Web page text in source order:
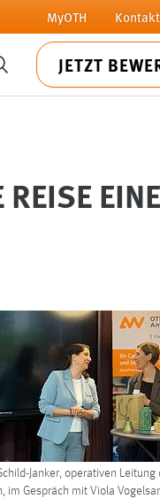
MyOTH Kontakt
SUCHE JETZT
Janker, operativen Leitung
im Gespräch mit Viola